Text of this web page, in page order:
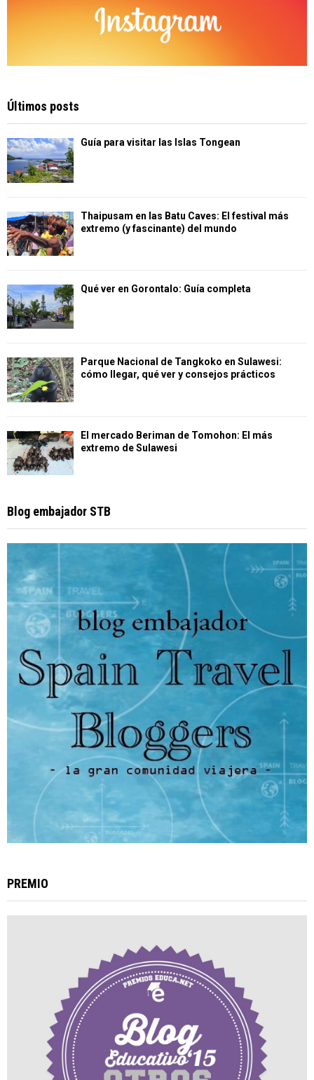
Últimos posts
Guía para visitar las Islas Tongean
Thaipusam en las Batu Caves: El festival más
extremo (y fascinante) del mundo
Qué ver en Gorontalo: Guía completa
Parque Nacional de Tangkoko en Sulawesi:
cómo llegar, qué ver y consejos prácticos
El mercado Beriman de Tomohon: El más
extremo de Sulawesi
Blog embajador STB
PREMIO